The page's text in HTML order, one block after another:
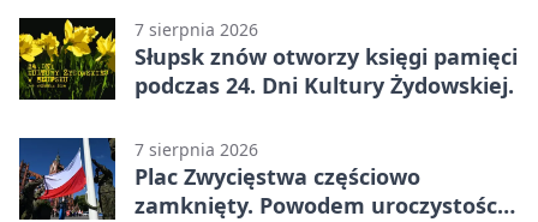
7 sierpnia 2026
Słupsk znów otworzy księgi pamięci
podczas 24. Dni Kultury Żydowskiej.
7 sierpnia 2026
Plac Zwycięstwa częściowo
zamknięty. Powodem uroczystości